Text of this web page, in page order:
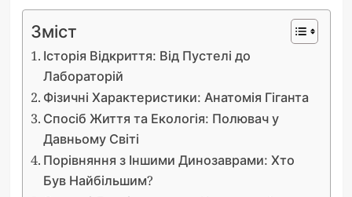
Зміст
Історія Відкриття: Від Пустелі до
Лабораторій
Фізичні Характеристики: Анатомія Гіганта
Спосіб Життя та Екологія: Полювач у
Давньому Світі
Порівняння з Іншими Динозаврами: Хто
Був Найбільшим?